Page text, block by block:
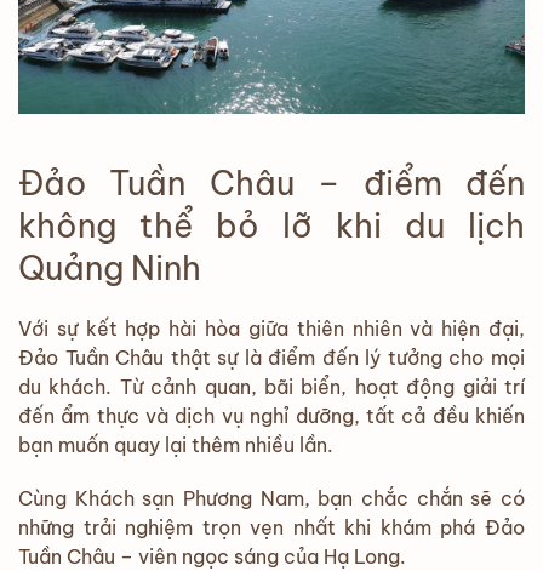
Đảo Tuần Châu – điểm đến
không thể bỏ lỡ khi du lịch
Quảng Ninh
Với sự kết hợp hài hòa giữa thiên nhiên và hiện đại,
Đảo Tuần Châu thật sự là điểm đến lý tưởng cho mọi
du khách. Từ cảnh quan, bãi biển, hoạt động giải trí
đến ẩm thực và dịch vụ nghỉ dưỡng, tất cả đều khiến
bạn muốn quay lại thêm nhiều lần.
Cùng Khách sạn Phương Nam, bạn chắc chắn sẽ có
những trải nghiệm trọn vẹn nhất khi khám phá Đảo
Tuần Châu – viên ngọc sáng của Hạ Long.